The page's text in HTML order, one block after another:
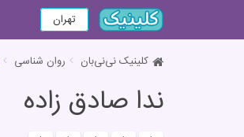
تهران
کلینیک نی‌نی‌بان روان شناسی
ندا صادق زاده